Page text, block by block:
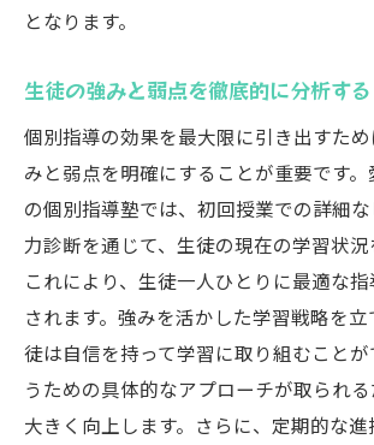
学力向上に直結するカスタマイ
経験豊富な講師がもたらす安心
実績ある講師の選び方
講師の指導スタイルに注目
コミュニケーション能力の高
生徒の可能性を引き出す講師
講師と生徒の相性の重要性
個別指導で数学の苦手を克服する
苦手分野を克服するための効
チ
となります。
生徒の強みと弱点を徹底的に分析する
個別指導の効果を最大限に引き出すた
みと弱点を明確にすることが重要です
の個別指導塾では、初回授業での詳細
力診断を通じて、生徒の現在の学習状況
これにより、生徒一人ひとりに最適な
されます。強みを活かした学習戦略を
徒は自信を持って学習に取り組むこと
うための具体的なアプローチが取られ
大きく向上します。さらに、定期的な